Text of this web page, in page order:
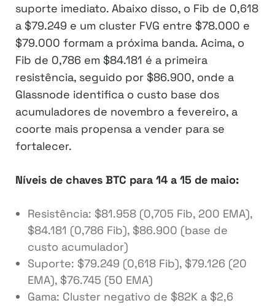
suporte imediato. Abaixo disso, o Fib de 0,618
a $79.249 e um cluster FVG entre $78.000 e
$79.000 formam a próxima banda. Acima, o
Fib de 0,786 em $84.181 é a primeira
resistência, seguido por $86.900, onde a
Glassnode identifica o custo base dos
acumuladores de novembro a fevereiro, a
coorte mais propensa a vender para se
fortalecer.
Níveis de chaves BTC para 14 a 15 de maio:
Resistência: $81.958 (0,705 Fib, 200 EMA),
$84.181 (0,786 Fib), $86.900 (base de
custo acumulador)
Suporte: $79.249 (0,618 Fib), $79.126 (20
EMA), $76.745 (50 EMA)
Gama: Cluster negativo de $82K a $2,6